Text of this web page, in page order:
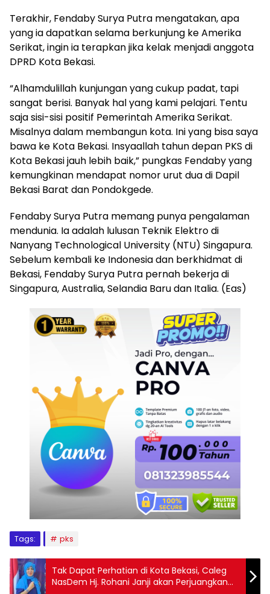
Terakhir, Fendaby Surya Putra mengatakan, apa
yang ia dapatkan selama berkunjung ke Amerika
Serikat, ingin ia terapkan jika kelak menjadi anggota
DPRD Kota Bekasi.
“Alhamdulillah kunjungan yang cukup padat, tapi
sangat berisi. Banyak hal yang kami pelajari. Tentu
saja sisi-sisi positif Pemerintah Amerika Serikat.
Misalnya dalam membangun kota. Ini yang bisa saya
bawa ke Kota Bekasi. Insyaallah tahun depan PKS di
Kota Bekasi jauh lebih baik,” pungkas Fendaby yang
kemungkinan mendapat nomor urut dua di Dapil
Bekasi Barat dan Pondokgede.
Fendaby Surya Putra memang punya pengalaman
mendunia. Ia adalah lulusan Teknik Elektro di
Nanyang Technological University (NTU) Singapura.
Sebelum kembali ke Indonesia dan berkhidmat di
Bekasi, Fendaby Surya Putra pernah bekerja di
Singapura, Australia, Selandia Baru dan Italia. (Eas)
Tags: pks
Tak Dapat Perhatian di Kota Bekasi, Caleg
NasDem Hj. Rohani Janji akan Perjuangkan